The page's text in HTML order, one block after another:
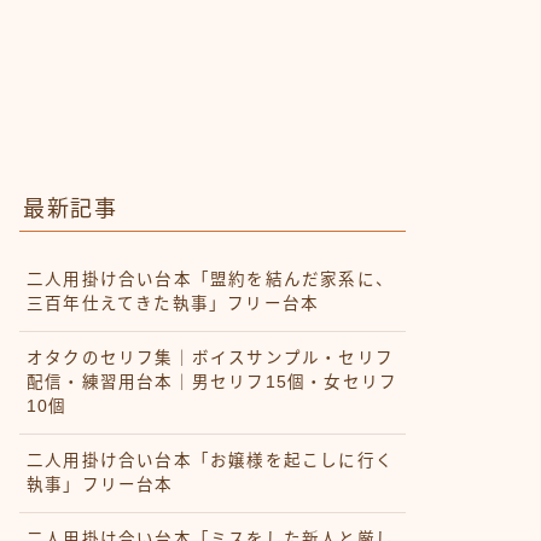
最新記事
二人用掛け合い台本「盟約を結んだ家系に、
三百年仕えてきた執事」フリー台本
オタクのセリフ集｜ボイスサンプル・セリフ
配信・練習用台本｜男セリフ15個・女セリフ
10個
二人用掛け合い台本「お嬢様を起こしに行く
執事」フリー台本